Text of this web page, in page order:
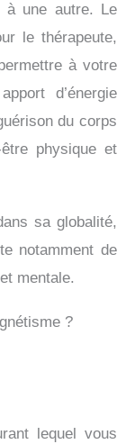
à une autre. Le
le thérapeute,
à votre
d’énergie
du corps
physique et
sa globalité,
notamment de
mentale.
?
lequel vous